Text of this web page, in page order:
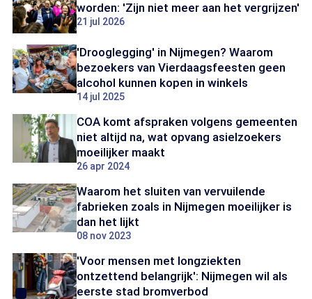
worden: 'Zijn niet meer aan het vergrijzen'
21 jul 2026
'Drooglegging' in Nijmegen? Waarom
bezoekers van Vierdaagsfeesten geen
alcohol kunnen kopen in winkels
14 jul 2025
COA komt afspraken volgens gemeenten
niet altijd na, wat opvang asielzoekers
moeilijker maakt
26 apr 2024
Waarom het sluiten van vervuilende
fabrieken zoals in Nijmegen moeilijker is
dan het lijkt
08 nov 2023
'Voor mensen met longziekten
ontzettend belangrijk': Nijmegen wil als
eerste stad bromverbod